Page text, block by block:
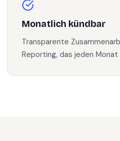
Monatlich kündbar
Transparente
Reporting, das jeden